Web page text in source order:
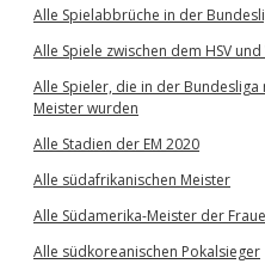
Alle Spielabbrüche in der
Alle Spiele zwischen dem HSV
Alle Spieler, die in der
Meister wurden
Alle Stadien der EM 2020
Alle südafrikanischen Meister
Alle Südamerika-Meister der
Alle südkoreanischen Pokalsieger